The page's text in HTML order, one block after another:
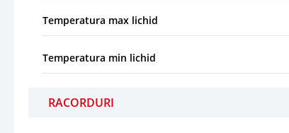
Temperatura max lichid
Temperatura min lichid
RACORDURI